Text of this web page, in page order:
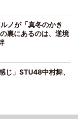
ノが「真冬のかき
裏にあるのは、逆境
じ」STU48中村舞、